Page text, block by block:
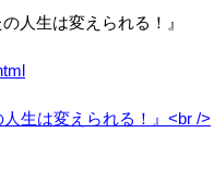
人生は変えられる！』